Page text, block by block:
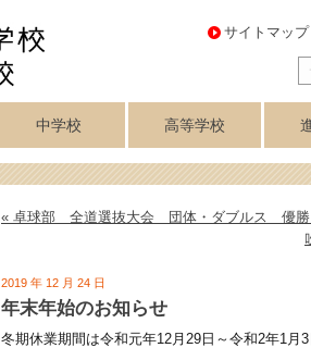
サイトマップ
中学校
中学校トップ
医進・難関理系
コース
英数コース
アスリートコース
プログレスコース
芸術コース
美術専攻
芸術コース
音楽専攻
クラブ紹介
高等学校
高等学校トップ
学力重点コース
個性探求コース
音楽科
美術科
講座制
クラブ紹介
« 卓球部 全道選抜大会 団体・ダブルス 優勝
2019 年 12 月 24 日
年末年始のお知らせ
冬期休業期間は令和元年12月29日～令和2年1月3